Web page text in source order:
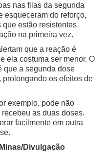
nas filas da segunda
esqueceram do reforço,
que estão resistentes
na primeira vez.
que a reação é
ela costuma ser menor. O
que a segunda dose
os efeitos de
exemplo, pode não
as duas doses.
facilmente em outra
Divulgação